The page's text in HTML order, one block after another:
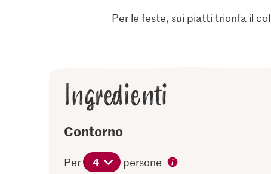
Per le feste, sui piatti trionfa il
Ingredienti
Contorno
Per 4 persone